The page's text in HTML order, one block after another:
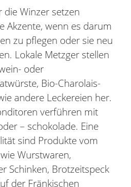
die Winzer setzen
Akzente, wenn es darum
zu pflegen oder sie neu
Lokale Metzger stellen
oder
Bio-Charolais-
andere Leckereien her.
verführen mit
– schokolade. Eine
sind Produkte vom
Wurstwaren,
Schinken, Brotzeitspeck
der Fränkischen